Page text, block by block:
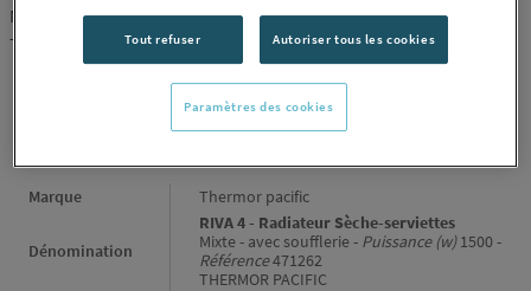
Mixte - avec soufflerie -Puissance (w)1500 -Référence471262
THERMOR PACIFIC
INFORMATIONS GÉNÉRALES
Informations générales
Marque Thermor pacific
Dénomination
RIVA 4 - Radiateur Sèche-serviettes
Mixte - avec soufflerie - Puissance (w)1500 -
Référence471262
THERMOR PACIFIC
Tout refuser Autoriser tous les cookies
Paramètres des cookies